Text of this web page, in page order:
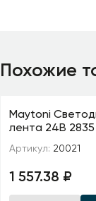
Похожие
Maytoni
лента 24В
Артикул: 20021
1 557.38 ₽